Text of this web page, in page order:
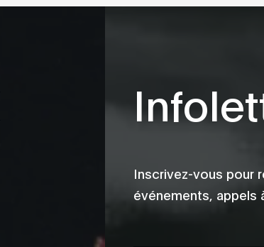
Inscrivez-vous pour
événements,